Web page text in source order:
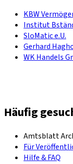
KBW
Institut
SloMatic e.U.
Gerhard
WK Handels
Häufig
Amtsblatt
Für
Hilfe & FAQ